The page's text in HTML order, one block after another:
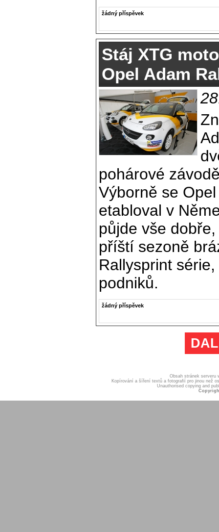
žádný příspěvek
Stáj XTG
Opel Adam
pohárové
Výborně se
etabloval v
půjde vše
příští sezoně
Rallysprint
podniků.
žádný příspěvek
Obsah stránek serveru
Kopírování a šíření textů a fotografií pro jinou než
Unauthorised copying and